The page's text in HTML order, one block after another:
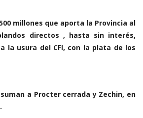
millones que aporta la Provincia al
directos , hasta sin interés,
la usura del CFI, con la plata de los
a Procter cerrada y Zechin, en